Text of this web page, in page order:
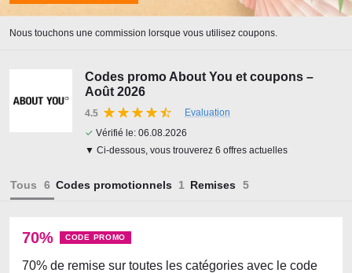
Nous touchons une commission lorsque vous utilisez coupons.
Codes promo About You et coupons –
Août 2026
4.5
Evaluation
✓ Vérifié le: 06.08.2026
▼ Ci-dessous, vous trouverez 6 offres actuelles
Tous Codes promotionnels Remises
70% CODE PROMO
70% de remise sur toutes les catégories avec le code